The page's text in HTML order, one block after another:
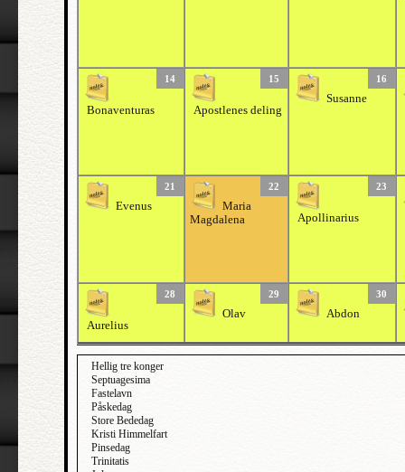
14
Bonaventuras
15
Apostlenes deling
16
Susanne
21
Evenus
22
Maria
Magdalena
23
Apollinarius
28
Aurelius
29
Olav
30
Abdon
Hellig tre konger
Septuagesima
Fastelavn
Påskedag
Store Bededag
Kristi Himmelfart
Pinsedag
Trinitatis